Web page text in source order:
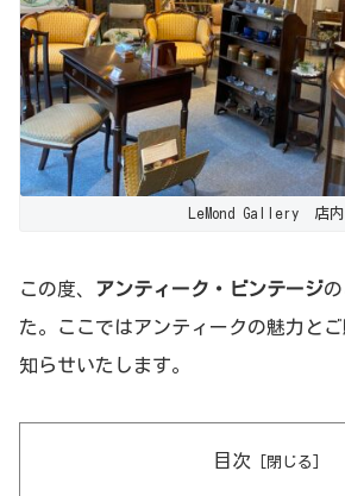
LeMond Gallery 店内
この度、 アンティーク・ビンテージ
た。ここではアンティークの魅力と
知らせいたします。
目次